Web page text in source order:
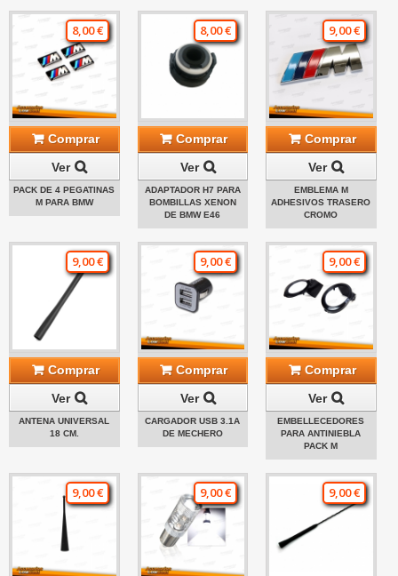
8,00 €
Comprar
Ver
PACK DE 4 PEGATINAS
M PARA BMW
8,00 €
Comprar
Ver
ADAPTADOR H7 PARA
BOMBILLAS XENON
DE BMW E46
9,00 €
Comprar
Ver
EMBLEMA M
ADHESIVOS TRASERO
CROMO
9,00 €
Comprar
Ver
ANTENA UNIVERSAL
18 CM.
9,00 €
Comprar
Ver
CARGADOR USB 3.1A
DE MECHERO
9,00 €
Comprar
Ver
EMBELLECEDORES
PARA ANTINIEBLA
PACK M
9,00 € 9,00 € 9,00 €